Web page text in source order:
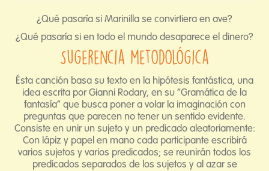
¿Qué pasaría si Marinilla se convirtiera en ave?
¿Qué pasaría si en todo el mundo desaparece el dinero?
Sugerencia metodológica
Ésta canción basa su texto en la hipótesis fantástica, una
idea escrita por Gianni Rodary, en su “Gramática de la
fantasía” que busca poner a volar la imaginación con
preguntas que parecen no tener un sentido evidente.
Consiste en unir un sujeto y un predicado aleatoriamente:
Con lápiz y papel en mano cada participante escribirá
varios sujetos y varios predicados; se reunirán todos los
predicados separados de los sujetos y al azar se